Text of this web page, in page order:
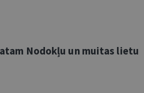
Nodokļu un muitas lietu